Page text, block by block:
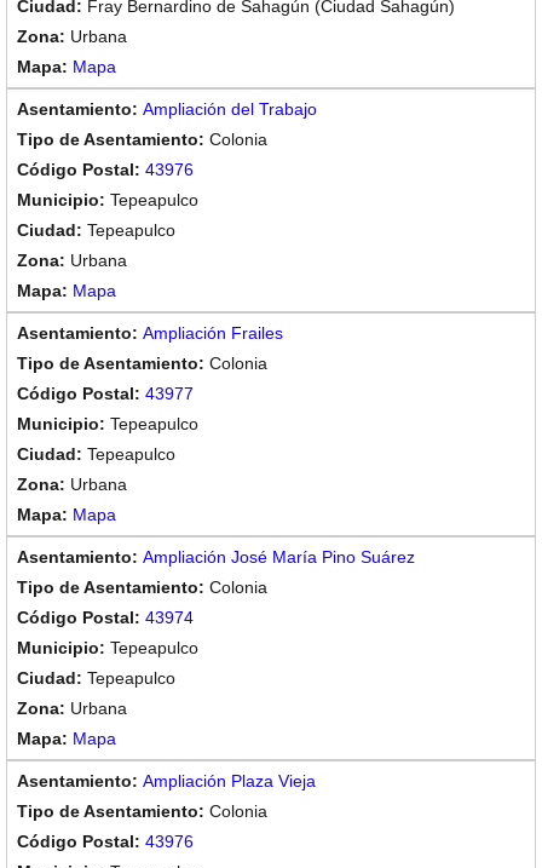
Fray Bernardino de Sahagún (Ciudad Sahagún)
Urbana
Mapa
Ampliación del Trabajo
Colonia
43976
Tepeapulco
Tepeapulco
Urbana
Mapa
Ampliación Frailes
Colonia
43977
Tepeapulco
Tepeapulco
Urbana
Mapa
Ampliación José María Pino Suárez
Colonia
43974
Tepeapulco
Tepeapulco
Urbana
Mapa
Ampliación Plaza Vieja
Colonia
43976